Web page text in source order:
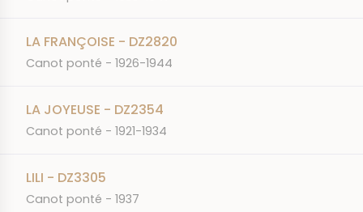
LA FRANÇOISE - DZ2820
Canot ponté - 1926-1944
LA JOYEUSE - DZ2354
Canot ponté - 1921-1934
LILI - DZ3305
Canot ponté - 1937